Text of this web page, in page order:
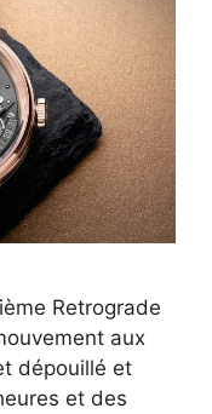
Retrograde
aux
dépouillé et
et des